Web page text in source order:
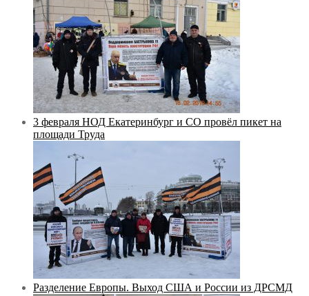
3 февраля НОД Екатеринбург и СО провёл пикет на
площади Труда
Разделение Европы. Выход США и России из ДРСМД